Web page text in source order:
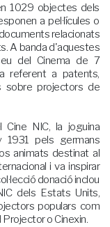
a pel·lícules o
relacionats
A banda d'aquestes
del Cinema de 7
referent a patents,
sobre projectors de
Cine NIC, la joguina
1931 pels germans
animats destinat al
i va inspirar
donació inclou
dels Estats Units,
populars com
Projector o Cinexin.